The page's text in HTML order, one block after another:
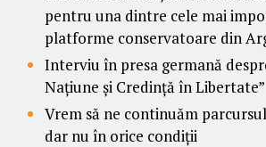
pentru una dintre cele mai
platforme conservatoare din
Interviu în presa germană
Națiune și Credință în Libertate”
Vrem să ne continuăm
dar nu în orice condiții